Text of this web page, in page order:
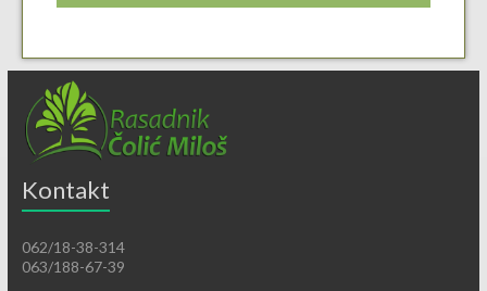
Kontakt
062/18-38-314
063/188-67-39